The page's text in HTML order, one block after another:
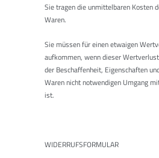
Sie tragen die unmittelbaren Kosten
Waren.
Sie müssen für einen etwaigen
aufkommen, wenn dieser
der Beschaffenheit, Eigenschaften
Waren nicht notwendigen Umgang
ist.
WIDERRUFSFORMULAR